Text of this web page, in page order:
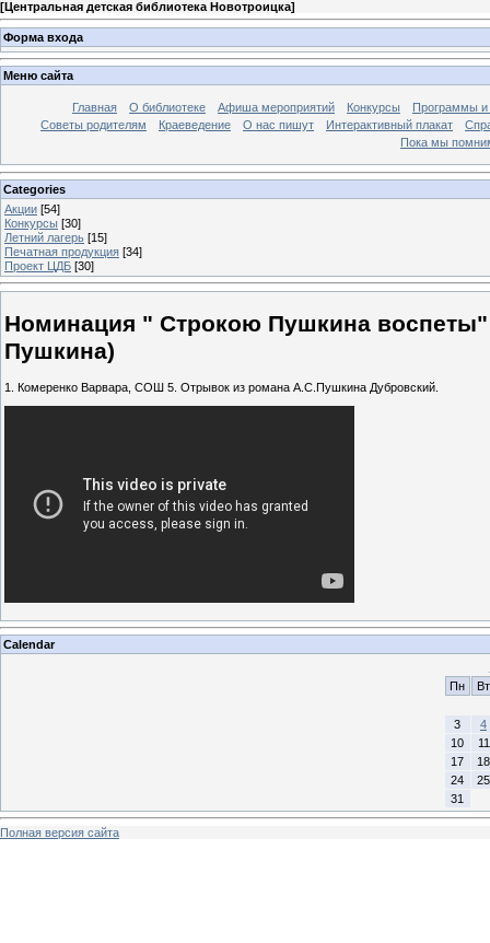
[Центральная детская библиотека Новотроицка]
Форма входа
Меню сайта
Главная О библиотеке Афиша мероприятий Конкурсы
Программы и
Советы родителям
Краеведение О нас пишут Интерактивный плакат
Пока мы
Categories
Акции [54]
Конкурсы [30]
Летний лагерь [15]
Печатная продукция [34]
Проект ЦДБ [30]
Номинация " Строкою Пушкина
Пушкина)
1. Комеренко Варвара, СОШ 5. Отрывок из романа А.С.Пушкина Дубровский.
Calendar
Пн
Вт
3
4
10
11
17
18
24
25
31
Полная версия сайта